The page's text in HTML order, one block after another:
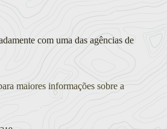
com uma das agências de
maiores informações sobre a